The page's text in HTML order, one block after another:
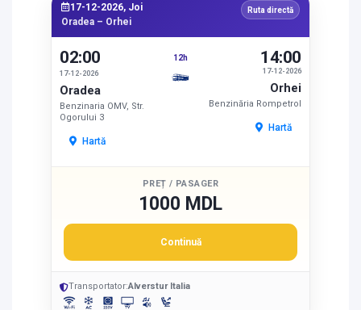
17-12-2026, Joi
Oradea – Orhei
Ruta directă
02:00
17-12-2026
Oradea
Benzinaria OMV, Str.
Ogorului 3
Hartă
12h
17-12-2026
14:00
Orhei
Benzinăria Rompetrol
Hartă
PREȚ / PASAGER
1000 MDL
Continuă
Transportator:Alverstur Italia